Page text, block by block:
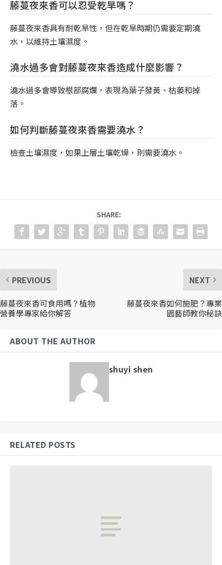
藤蔓夜來香可以忍受乾旱嗎？
藤蔓夜來香具有耐乾旱性，但在乾旱時期仍需要定期澆
水，以維持土壤濕度。
澆水過多會對藤蔓夜來香造成什麼影響？
澆水過多會導致根部腐爛，表現為葉子發黃、枯萎和掉
落。
如何判斷藤蔓夜來香需要澆水？
檢查土壤濕度，如果上層土壤乾燥，則需要澆水。
SHARE:
PREVIOUS
藤蔓夜來香可食用嗎？植物
營養學專家給你解答
NEXT
藤蔓夜來香如何施肥？專業
園藝師教你秘訣
ABOUT THE AUTHOR
shuyi shen
RELATED POSTS